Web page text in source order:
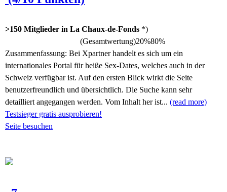
>150 Mitglieder in La Chaux-de-Fonds *)
(Gesamtwertung)20%80%
Zusammenfassung: Bei Xpartner handelt es sich um ein
internationales Portal für heiße Sex-Dates, welches auch in der
Schweiz verfügbar ist. Auf den ersten Blick wirkt die Seite
benutzerfreundlich und übersichtlich. Die Suche kann sehr
detailliert angegangen werden. Vom Inhalt her ist... (read more)
Testsieger gratis ausprobieren!
Seite besuchen